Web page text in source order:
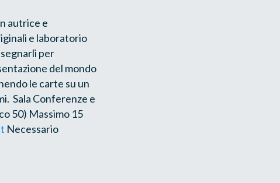
autrice e
e laboratorio
per
del mondo
le carte su un
Sala Conferenze e
50) Massimo 15
Necessario